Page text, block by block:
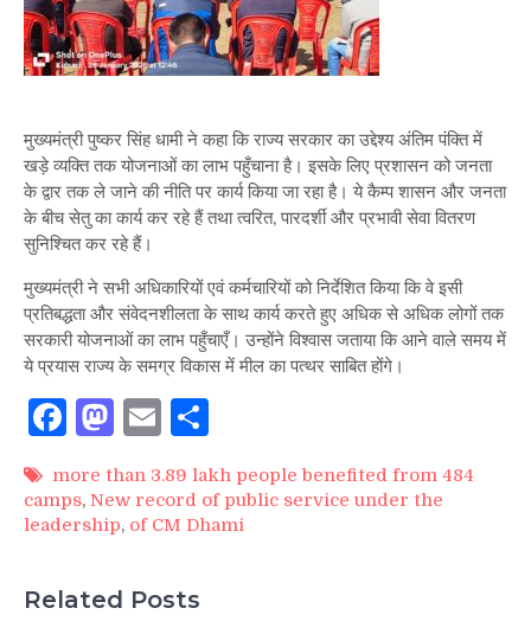
मुख्यमंत्री पुष्कर सिंह धामी ने कहा कि राज्य सरकार का उद्देश्य अंतिम पंक्ति में
खड़े व्यक्ति तक योजनाओं का लाभ पहुँचाना है। इसके लिए प्रशासन को जनता
के द्वार तक ले जाने की नीति पर कार्य किया जा रहा है। ये कैम्प शासन और जनता
के बीच सेतु का कार्य कर रहे हैं तथा त्वरित, पारदर्शी और प्रभावी सेवा वितरण
सुनिश्चित कर रहे हैं।
मुख्यमंत्री ने सभी अधिकारियों एवं कर्मचारियों को निर्देशित किया कि वे इसी
प्रतिबद्धता और संवेदनशीलता के साथ कार्य करते हुए अधिक से अधिक लोगों तक
सरकारी योजनाओं का लाभ पहुँचाएँ। उन्होंने विश्वास जताया कि आने वाले समय में
ये प्रयास राज्य के समग्र विकास में मील का पत्थर साबित होंगे।
Facebook
Mastodon
Email
more than 3.89 lakh people benefited from 484
camps, New record of public service under the
leadership, of CM Dhami
Related Posts